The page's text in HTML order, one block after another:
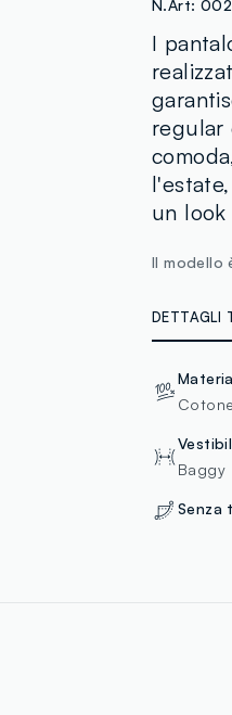
N.Art:
I
regular
un
Il modello
DETTAGLI
Cotone
Baggy
Senza